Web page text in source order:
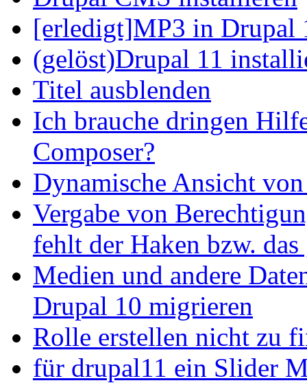
[erledigt]MP3 in Drupal
(gelöst)Drupal 11
Titel ausblenden
Ich brauche dringen
Composer?
Dynamische Ansicht
Vergabe von
fehlt der Haken bzw.
Medien und andere
Drupal 10 migrieren
Rolle erstellen nicht zu
für drupal11 ein Slider